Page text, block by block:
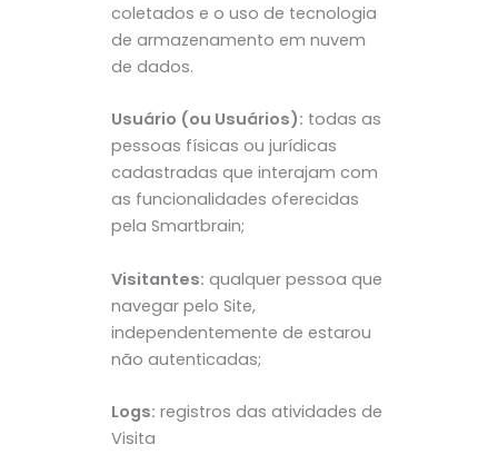
coletados e o uso de tecnologia
de armazenamento em nuvem
de dados.
Usuário (ou Usuários): todas as
pessoas físicas ou jurídicas
cadastradas que interajam com
as funcionalidades oferecidas
pela Smartbrain;
Visitantes: qualquer pessoa que
navegar pelo Site,
independentemente de estarou
não autenticadas;
Logs: registros das atividades de
Visita